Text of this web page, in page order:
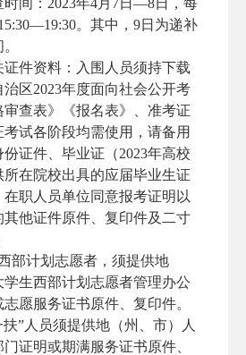
时间：2023年4月7日—8日，每
。其中，9日为递补
证件资料：入围人员须持下载
区2023年度面向社会公开考
查表》《报名表》、准考证
考试各阶段均需使用，请备用
证件、毕业证（2023年高校
在院校出具的应届毕业生证
职人员单位同意报考证明以
其他证件原件、复印件及二寸
部计划志愿者，须提供地
学生西部计划志愿者管理办公
愿服务证书原件、复印件。
扶”人员须提供地（州、市）人
证明或期满服务证书原件、